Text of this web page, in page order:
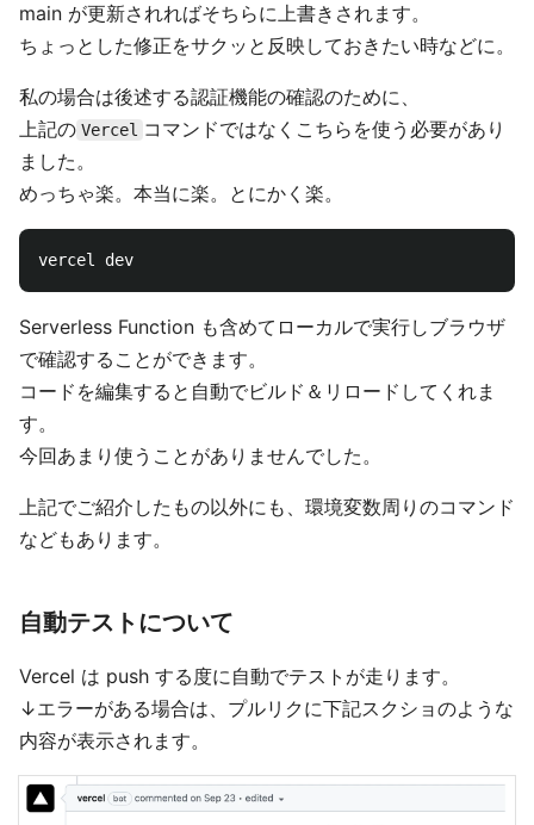
main が更新されればそちらに上書きされます。
ちょっとした修正をサクッと反映しておきたい時などに。
私の場合は後述する認証機能の確認のために、
上記の Vercel コマンドではなくこちらを使う必要があり
ました。
めっちゃ楽。本当に楽。とにかく楽。
Serverless Function も含めてローカルで実行しブラウザ
で確認することができます。
コードを編集すると自動でビルド＆リロードしてくれま
す。
今回あまり使うことがありませんでした。
上記でご紹介したもの以外にも、環境変数周りのコマンド
などもあります。
自動テストについて
Vercel は push する度に自動でテストが走ります。
↓エラーがある場合は、プルリクに下記スクショのような
内容が表示されます。